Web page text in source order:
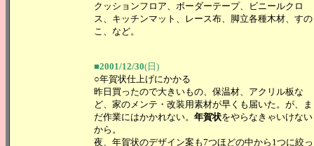
クッションフロア、ボーダーテープ、ビニールクロ
ス、キッチンマット、レース布、脚立各種木材、すの
こ、など。
■2001/12/30(日)
○年賀状仕上げにかかる
昨日買ったので大きいもの、保温材、アクリル板な
ど、家のメンテ・改装用素材が早くも届いた。が、ま
だ作業にはかかれない。 年賀状をやらなきゃいけない
から。
夜、年賀状のデザイン案も7つほどの中から1つに絞っ